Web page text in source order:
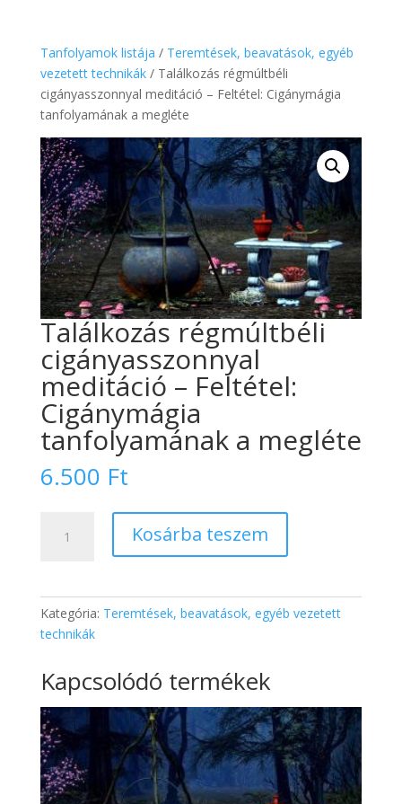
Tanfolyamok listája / Teremtések, beavatások, egyéb
vezetett technikák/ Találkozás régmúltbéli
cigányasszonnyal meditáció – Feltétel: Cigánymágia
tanfolyamának a megléte
Találkozás régmúltbéli
cigányasszonnyal
meditáció – Feltétel:
Cigánymágia
tanfolyamának a megléte
6.500 Ft
régmúltbéli
cigányasszonnyal
Feltétel:
a
megléte
mennyiség
Kosárba teszem
Kategória: Teremtések, beavatások, egyéb vezetett
technikák
Kapcsolódó termékek